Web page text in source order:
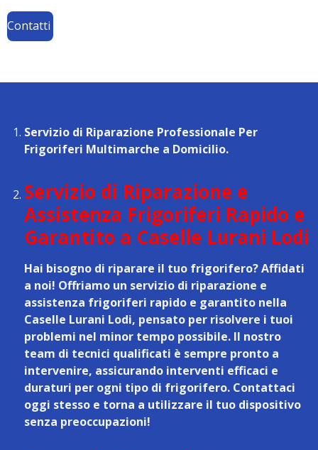
Contatti
Servizio di Riparazione Professionale Per
Frigoriferi Multimarche a Domicilio.
Servizio di Riparazione e
Assistenza Frigoriferi Rapido e
Garantito a Caselle Lurani Lodi
Hai bisogno di riparare il tuo frigorifero? Affidati
a noi! Offriamo un servizio di riparazione e
assistenza frigoriferi rapido e garantito nella
Caselle Lurani Lodi, pensato per risolvere i tuoi
problemi nel minor tempo possibile. Il nostro
team di tecnici qualificati è sempre pronto a
intervenire, assicurando interventi efficaci e
duraturi per ogni tipo di frigorifero. Contattaci
oggi stesso e torna a utilizzare il tuo dispositivo
senza preoccupazioni!